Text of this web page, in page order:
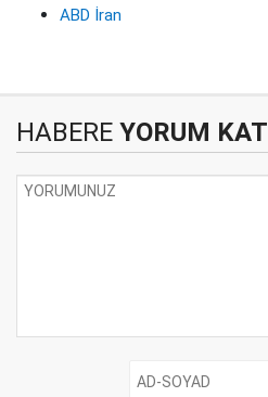
ABD İran
HABERE YORUM KAT